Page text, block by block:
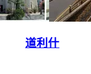
道利什